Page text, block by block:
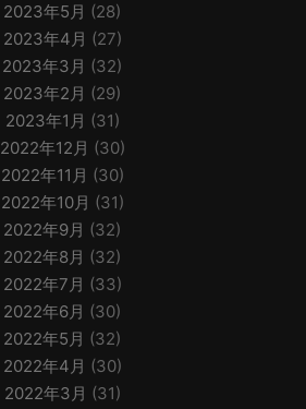
2023年5月 (28)
2023年4月 (27)
2023年3月 (32)
2023年2月 (29)
2023年1月 (31)
2022年12月 (30)
2022年11月 (30)
2022年10月 (31)
2022年9月 (32)
2022年8月 (32)
2022年7月 (33)
2022年6月 (30)
2022年5月 (32)
2022年4月 (30)
2022年3月 (31)